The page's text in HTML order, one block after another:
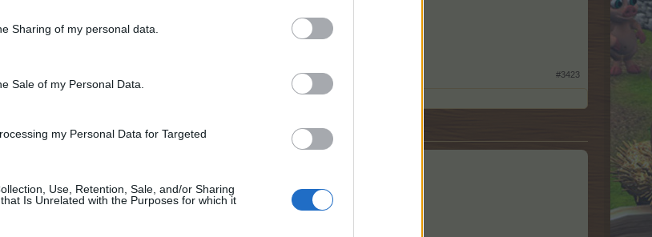
Sharing of my personal data.
Sale of my Personal Data.
my Personal Data for Targeted
Use, Retention, Sale, and/or Sharing
Is Unrelated with the Purposes for which it
Mulchministerin 11.07.26 - Baha 800/09.04.24 - 952/06.09.25 - 1.171/11.07.26 - Alpen Lvl 12
#3423
super schön.